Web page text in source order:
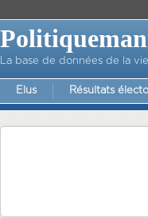
La base de données de la
Elus Résultats